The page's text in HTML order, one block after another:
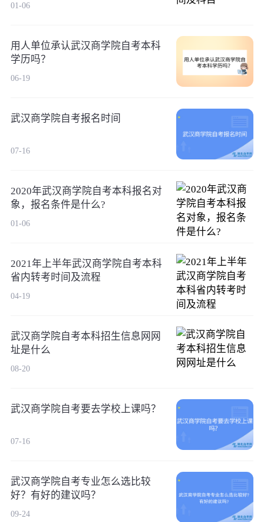
01-06
用人单位承认武汉商学院自考本科
学历吗？
06-19
武汉商学院自考报名时间
07-16
2020年武汉商学院自考本科报名对
象，报名条件是什么?
01-06
2021年上半年武汉商学院自考本科
省内转考时间及流程
04-19
武汉商学院自考本科招生信息网网
址是什么
08-20
武汉商学院自考要去学校上课吗？
07-16
武汉商学院自考专业怎么选比较
好？有好的建议吗？
09-24